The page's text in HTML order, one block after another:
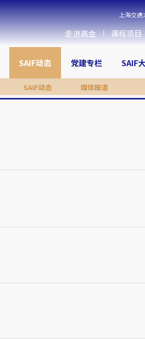
上海交通
走进高金 课程项目
SAIF动态
SAIF动态 媒体报道
党建专栏 SAIF